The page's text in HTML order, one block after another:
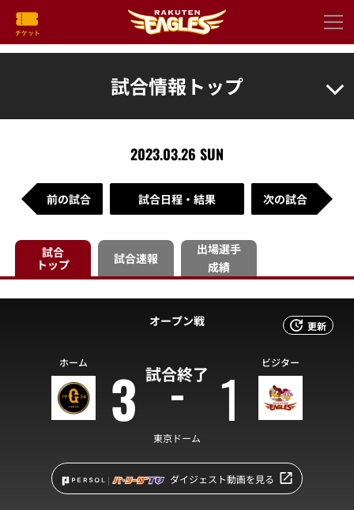
試合情報トップ
2023.03.26 SUN
前の試合 試合日程・結果 次の試合
試合
トップ
試合速報
出場選手
成績
更新
オープン戦
試合終了
ホーム 3 1 ビジター
東京ドーム
ダイジェスト動画を見る